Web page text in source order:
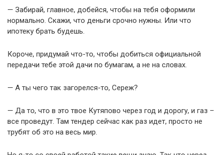
— Забирай, главное, добейся, чтобы на тебя оформили
нормально. Скажи, что деньги срочно нужны. Или что
ипотеку брать будешь.
Короче, придумай что-то, чтобы добиться официальной
передачи тебе этой дачи по бумагам, а не на словах.
— А ты чего так загорелся-то, Сереж?
— Да то, что в это твое Кутяпово через год и дорогу, и газ –
все проведут. Там тендер сейчас как раз идет, просто не
трубят об это на весь мир.